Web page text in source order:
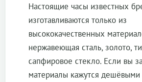
Настоящие часы известных
изготавливаются только из
высококачественных
нержавеющая сталь, золото,
сапфировое стекло. Если вы
материалы кажутся